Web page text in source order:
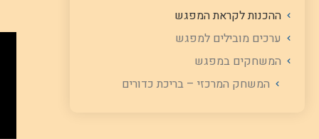
ההכנות לקראת המפגש
ערכים מובילים למפגש
המשחקים במפגש
המשחק המרכזי – בריכת כדורים